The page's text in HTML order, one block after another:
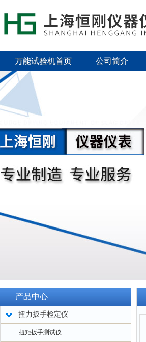
万能试验机首页 公司简介
产品中心
扭力扳手检定仪
扭矩扳手测试仪